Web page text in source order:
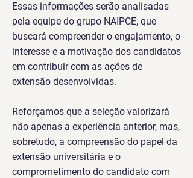
Essas informações serão analisadas
pela equipe do grupo NAIPCE, que
buscará compreender o engajamento, o
interesse e a motivação dos candidatos
em contribuir com as ações de
extensão desenvolvidas.
Reforçamos que a seleção valorizará
não apenas a experiência anterior, mas,
sobretudo, a compreensão do papel da
extensão universitária e o
comprometimento do candidato com